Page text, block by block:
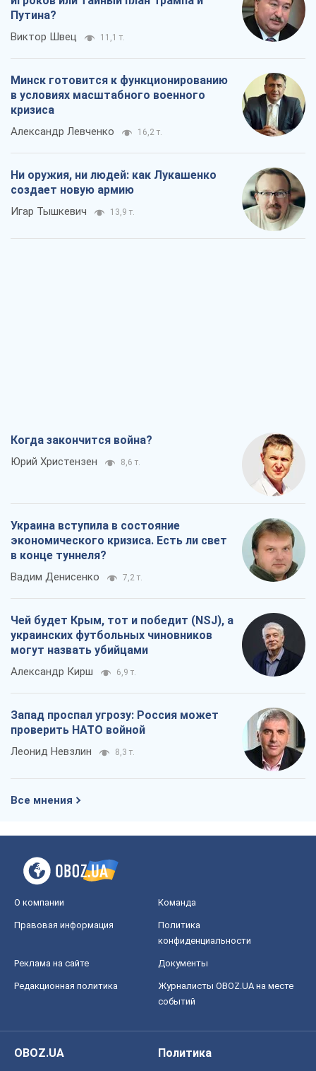
Путина?
Виктор Швец 11,1 т.
Минск готовится к функционированию
в условиях масштабного военного
кризиса
Александр Левченко 16,2 т.
Ни оружия, ни людей: как Лукашенко
создает новую армию
Игар Тышкевич 13,9 т.
Когда закончится война?
Юрий Христензен 8,6 т.
Украина вступила в состояние
экономического кризиса. Есть ли свет
в конце туннеля?
Вадим Денисенко 7,2 т.
Чей будет Крым, тот и победит (NSJ), а
украинских футбольных чиновников
могут назвать убийцами
Александр Кирш 6,9 т.
Запад проспал угрозу: Россия может
проверить НАТО войной
Леонид Невзлин 8,3 т.
Все мнения
О компании Команда
Правовая информация
Политика
конфиденциальности
Реклама на сайте Документы
Редакционная политика
Журналисты OBOZ.UA на месте
событий
OBOZ.UA
Политика